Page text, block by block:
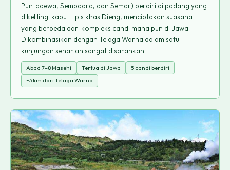
Puntadewa, Sembadra, dan Semar) berdiri di padang yang
dikelilingi kabut tipis khas Dieng, menciptakan suasana
yang berbeda dari kompleks candi mana pun di Jawa.
Dikombinasikan dengan Telaga Warna dalam satu
kunjungan seharian sangat disarankan.
Abad 7–8 Masehi Tertua di Jawa
5 candi berdiri
~3 km dari Telaga Warna